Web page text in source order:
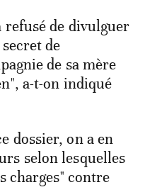
refusé de divulguer
de
de sa mère
a-t-on indiqué
dossier, on a en
selon lesquelles
charges" contre